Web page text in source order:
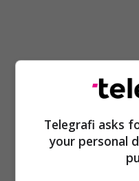
Telegrafi asks
your personal